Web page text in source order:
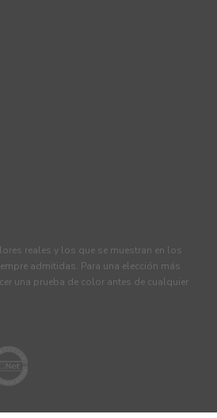
reales y los que se muestran en los
admitidas. Para una elección más
una prueba de color antes de cualquier